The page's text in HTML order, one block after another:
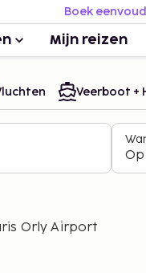
Boek
Mijn reizen
Veerboot +
Orly Airport